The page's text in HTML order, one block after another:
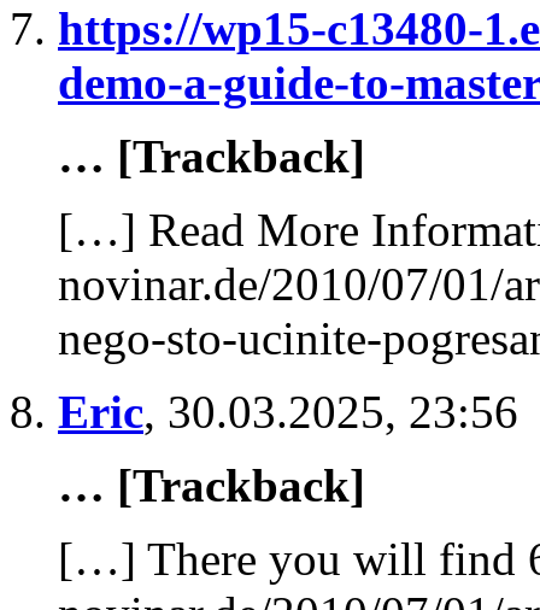
https://wp15-c13480-
demo-a-guide-to-
… [Trackback]
[…] Read More
novinar.de/2010/07/01/
nego-sto-ucinite-
Eric, 30.03.2025, 23:56
… [Trackback]
[…] There you will find